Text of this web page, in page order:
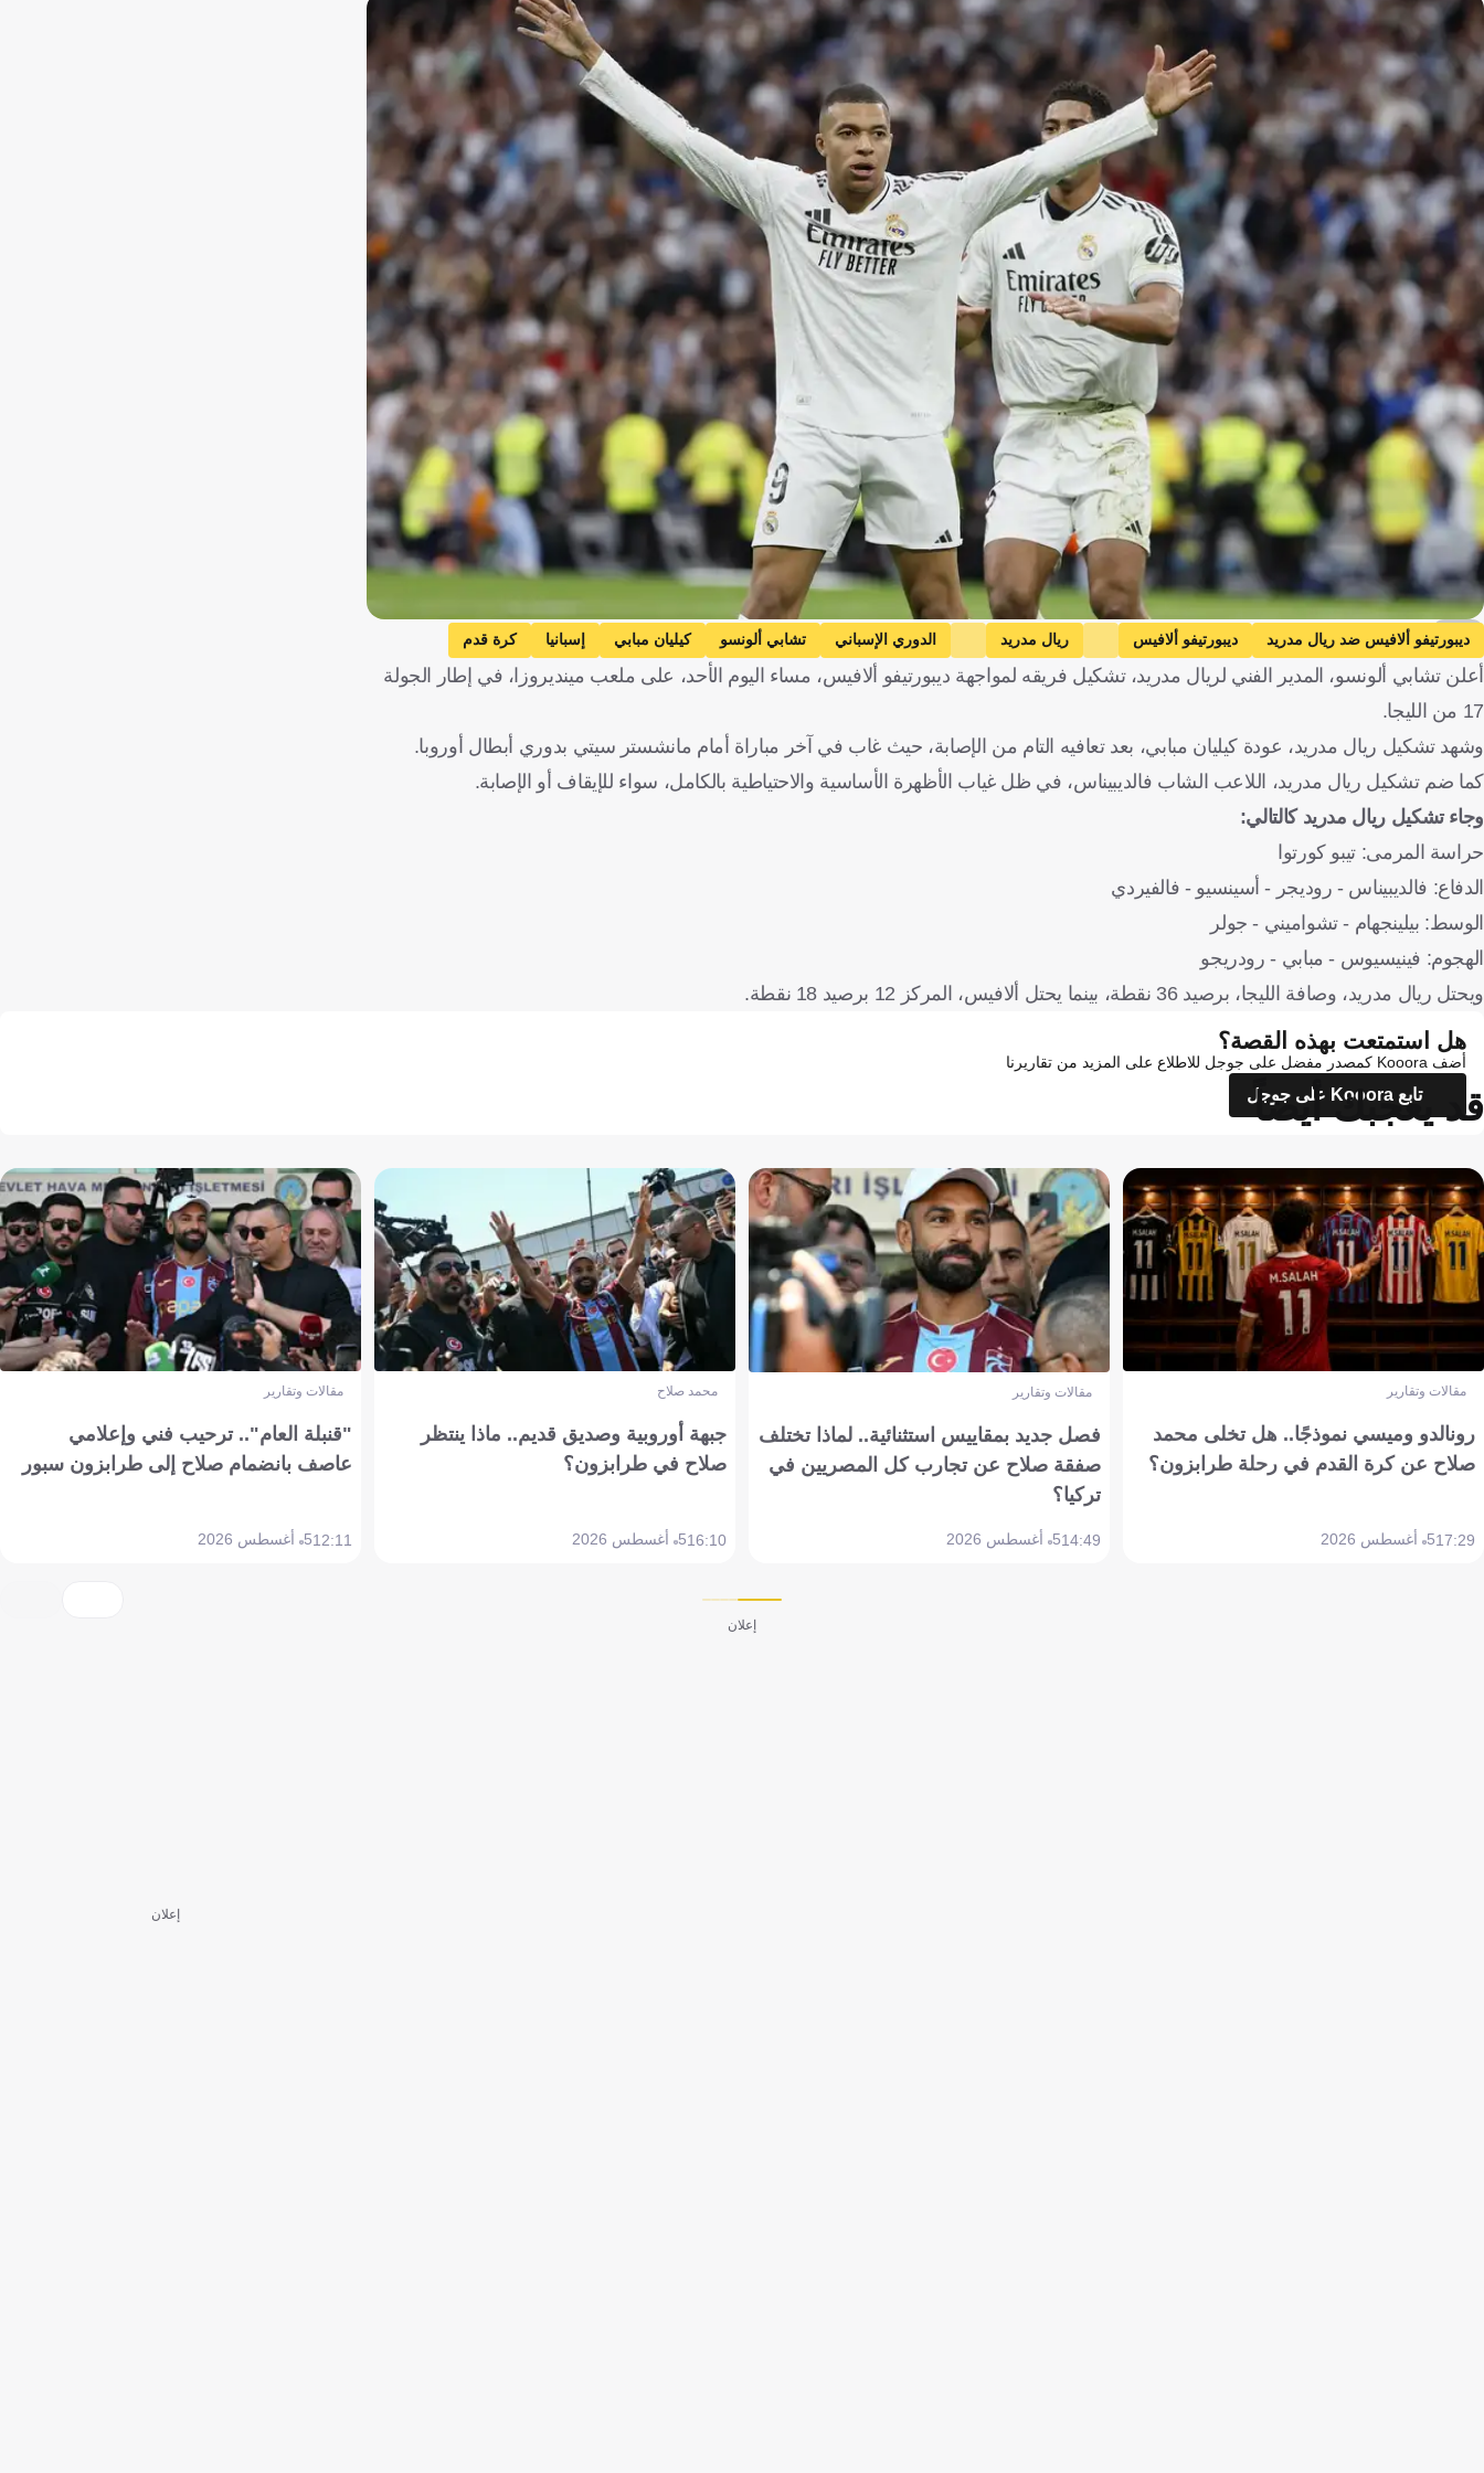
ديبورتيفو ألافيس ضد ريال مدريد ديبورتيفو ألافيس ريال مدريد الدوري الإسباني تشابي ألونسو كيليان مبابي إسبانيا كرة قدم
أعلن تشابي ألونسو، المدير الفني لريال مدريد، تشكيل فريقه لمواجهة ديبورتيفو ألافيس، مساء اليوم الأحد، على ملعب مينديروزا، في إطار الجولة
17 من الليجا.
وشهد تشكيل ريال مدريد، عودة كيليان مبابي، بعد تعافيه التام من الإصابة، حيث غاب في آخر مباراة أمام مانشستر سيتي بدوري أبطال أوروبا.
كما ضم تشكيل ريال مدريد، اللاعب الشاب فالديبيناس، في ظل غياب الأظهرة الأساسية والاحتياطية بالكامل، سواء للإيقاف أو الإصابة.
وجاء تشكيل ريال مدريد كالتالي:
حراسة المرمى: تيبو كورتوا
الدفاع: فالديبيناس - روديجر - أسينسيو - فالفيردي
الوسط: بيلينجهام - تشواميني - جولر
الهجوم: فينيسيوس - مبابي - رودريجو
ويحتل ريال مدريد، وصافة الليجا، برصيد 36 نقطة، بينما يحتل ألافيس، المركز 12 برصيد 18 نقطة.
هل استمتعت بهذه القصة؟
أضف Kooora كمصدر مفضل على جوجل للاطلاع على المزيد من تقاريرنا
تابع Kooora على جوجل
قد يعجبك أيضاً
مقالات وتقارير
رونالدو وميسي نموذجًا.. هل تخلى محمد
صلاح عن كرة القدم في رحلة طرابزون؟
17:295 أغسطس 2026
مقالات وتقارير
فصل جديد بمقاييس استثنائية.. لماذا تختلف
صفقة صلاح عن تجارب كل المصريين في
تركيا؟
14:495 أغسطس 2026
محمد صلاح
جبهة أوروبية وصديق قديم.. ماذا ينتظر
صلاح في طرابزون؟
16:105 أغسطس 2026
مقالات وتقارير
"قنبلة العام".. ترحيب فني وإعلامي
عاصف بانضمام صلاح إلى طرابزون سبور
12:115 أغسطس 2026
إعلان
إعلان